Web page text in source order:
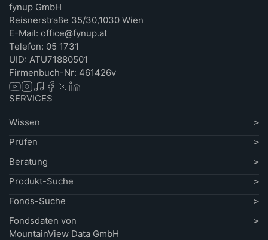
fynup GmbH
Reisnerstraße 35/30,1030 Wien
E-Mail: office@fynup.at
Telefon: 05 1731
UID: ATU71880501
Firmenbuch-Nr: 461426v
SERVICES
Wissen
Prüfen
Beratung
Produkt-Suche
Fonds-Suche
Fondsdaten von
MountainView Data GmbH